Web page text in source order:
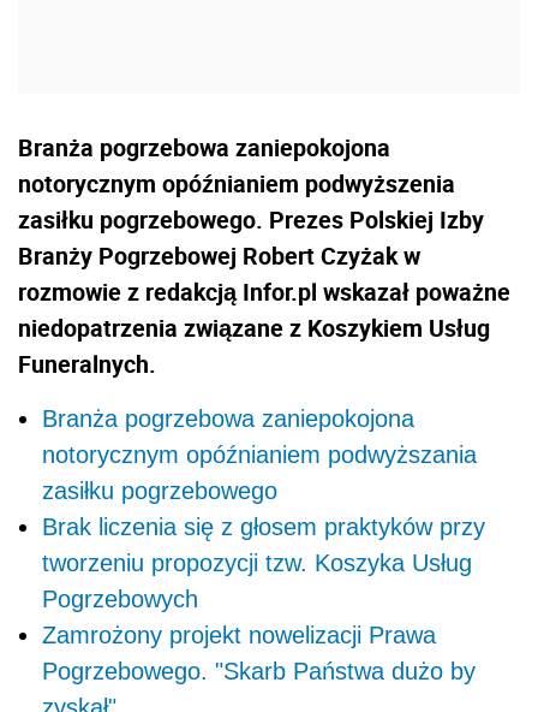
Branża pogrzebowa zaniepokojona
notorycznym opóźnianiem podwyższenia
zasiłku pogrzebowego. Prezes Polskiej Izby
Branży Pogrzebowej Robert Czyżak w
rozmowie z redakcją Infor.pl wskazał poważne
niedopatrzenia związane z Koszykiem Usług
Funeralnych.
Branża pogrzebowa zaniepokojona
notorycznym opóźnianiem podwyższania
zasiłku pogrzebowego
Brak liczenia się z głosem praktyków przy
tworzeniu propozycji tzw. Koszyka Usług
Pogrzebowych
Zamrożony projekt nowelizacji Prawa
Pogrzebowego. "Skarb Państwa dużo by